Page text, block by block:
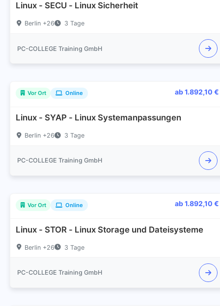
Linux - SECU - Linux Sicherheit
Berlin +26 3 Tage
PC-COLLEGE Training GmbH
Vor Ort Online ab 1.892,10 €
Linux - SYAP - Linux Systemanpassungen
Berlin +26 3 Tage
PC-COLLEGE Training GmbH
Vor Ort Online ab 1.892,10 €
Linux - STOR - Linux Storage und Dateisysteme
Berlin +26 3 Tage
PC-COLLEGE Training GmbH